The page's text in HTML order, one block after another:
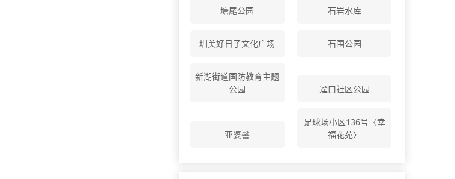
塘尾公园 石岩水库
圳美好日子文化广场 石围公园
新湖街道国防教育主题
公园
迳口社区公园
亚婆髻
足球场小区136号〈幸
福花苑〉